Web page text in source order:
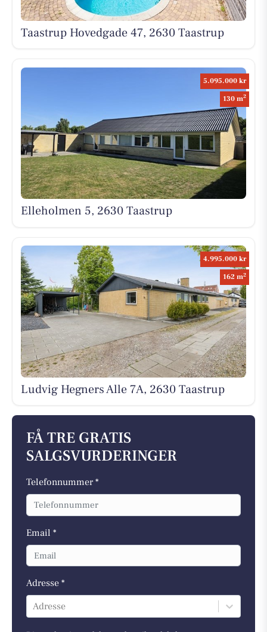
Taastrup Hovedgade 47, 2630 Taastrup
5.095.000 kr
130 m2
Elleholmen 5, 2630 Taastrup
4.995.000 kr
162 m2
Ludvig Hegners Alle 7A, 2630 Taastrup
FÅ TRE GRATIS
SALGSVURDERINGER
Telefonnummer *
Email *
Adresse *
Adresse